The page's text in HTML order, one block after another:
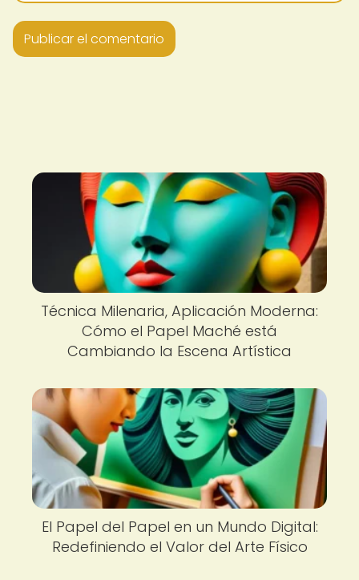
Técnica Milenaria, Aplicación Moderna:
Cómo el Papel Maché está
Cambiando la Escena Artística
El Papel del Papel en un Mundo Digital:
Redefiniendo el Valor del Arte Físico